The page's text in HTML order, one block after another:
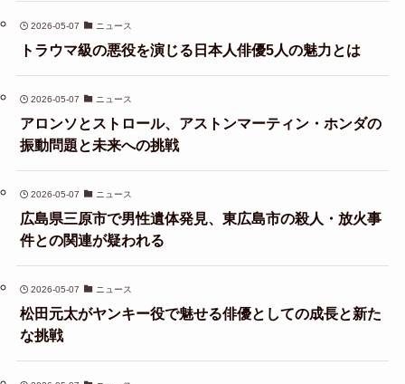
2026-05-07 ニュース
トラウマ級の悪役を演じる日本人俳優5人の魅力とは
2026-05-07 ニュース
アロンソとストロール、アストンマーティン・ホンダの
振動問題と未来への挑戦
2026-05-07 ニュース
広島県三原市で男性遺体発見、東広島市の殺人・放火事
件との関連が疑われる
2026-05-07 ニュース
松田元太がヤンキー役で魅せる俳優としての成長と新た
な挑戦